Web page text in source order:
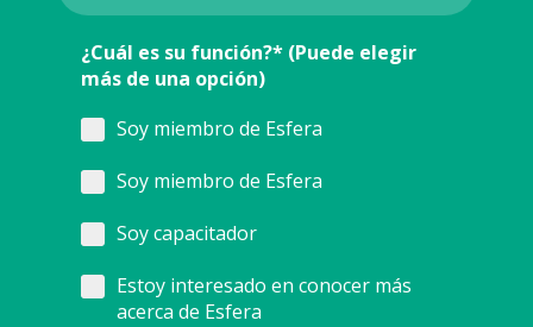
¿Cuál es su función?* (Puede elegir
más de una opción)
Soy miembro de Esfera
Soy miembro de Esfera
Soy capacitador
Estoy interesado en conocer más
acerca de Esfera